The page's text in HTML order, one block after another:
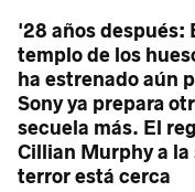
'28 años después:
templo de los
ha estrenado aún
Sony ya prepara
secuela más. El
Cillian Murphy a la
terror está cerca